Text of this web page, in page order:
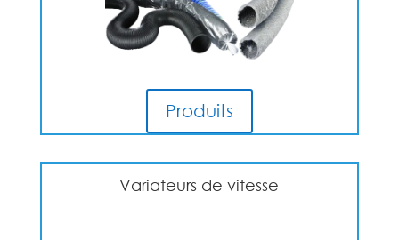
Produits
Variateurs de vitesse